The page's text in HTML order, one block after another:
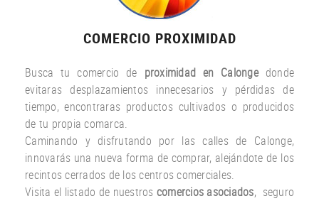
COMERCIO PROXIMIDAD
Busca tu comercio de proximidad en Calongedonde
evitaras desplazamientos innecesarios y pérdidas de
tiempo, encontraras productos cultivados o producidos
de tu propia comarca.
Caminando y disfrutando por las calles de Calonge,
innovarás una nueva forma de comprar, alejándote de los
recintos cerrados de los centros comerciales.
Visita el listado de nuestros comercios asociados, seguro